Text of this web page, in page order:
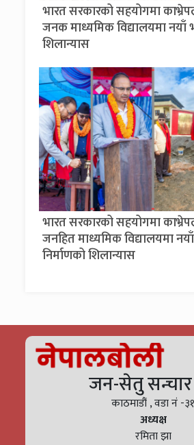
भारत सरकारको सहयोगमा
जनक माध्यमिक विद्यालयमा नयाँ
शिलान्यास
भारत सरकारको सहयोगमा
जनहित माध्यमिक विद्यालयमा
निर्माणको शिलान्यास
जन-सेतु
काठमाडौं , वडा नं -३१
अध्यक्ष
रमिता झा